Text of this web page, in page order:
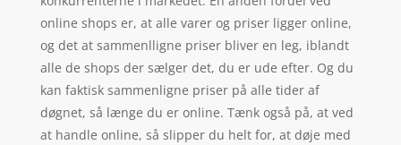
online shops er, at alle varer og priser ligger online,
og det at sammenlligne priser bliver en leg, iblandt
alle de shops der sælger det, du er ude efter. Og du
kan faktisk sammenligne priser på alle tider af
døgnet, så længe du er online. Tænk også på, at ved
at handle online, så slipper du helt for, at døje med